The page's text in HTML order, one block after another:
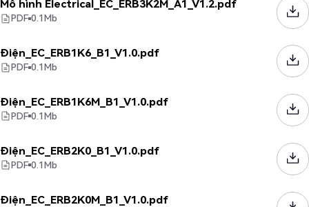
Mô hình Electrical_EC_ERB3K2M_A1_V1.2.pdf
PDF 0.1Mb
Điện_EC_ERB1K6_B1_V1.0.pdf
PDF 0.1Mb
Điện_EC_ERB1K6M_B1_V1.0.pdf
PDF 0.1Mb
Điện_EC_ERB2K0_B1_V1.0.pdf
PDF 0.1Mb
Điện_EC_ERB2K0M_B1_V1.0.pdf